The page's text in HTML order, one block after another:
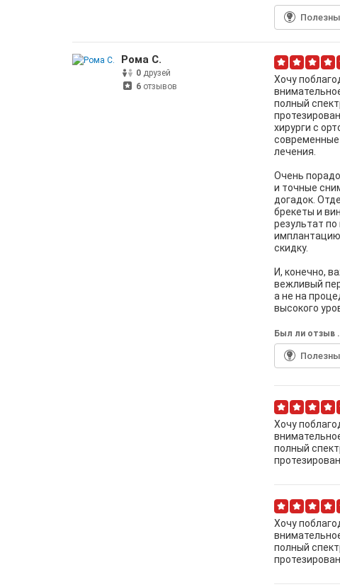
Рома С.
0 друзей
6 отзывов
Хочу
полный
хирурги с
лечения.
Очень
и точные
догадок.
брекеты и
результат
скидку.
И, конечно,
вежливый
а не на
высокого
Был ли отзыв
Хочу
полный
Хочу
полный